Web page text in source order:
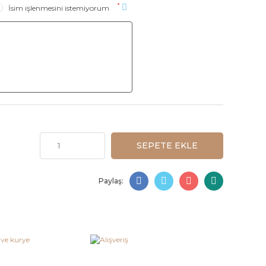
İsim işlenmesini istemiyorum *
SEPETE EKLE
Paylaş: